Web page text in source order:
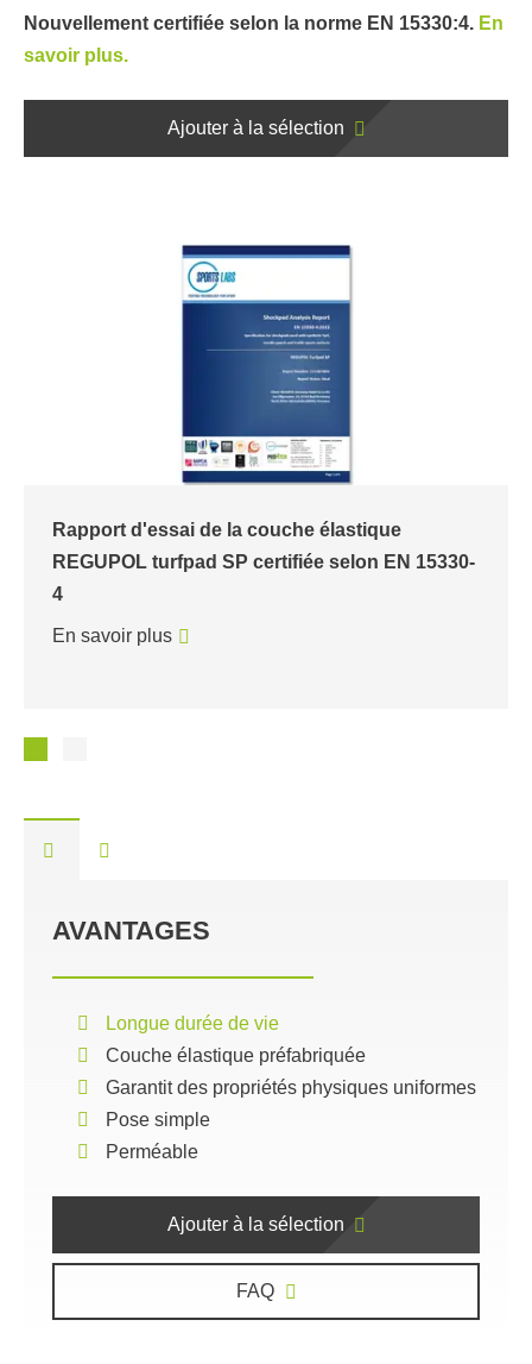
Nouvellement certifiée selon la norme EN 15330:4. En
savoir plus.
Ajouter à la sélection
Rapport d'essai de la couche élastique
REGUPOL turfpad SP certifiée selon EN 15330-
4
En savoir plus
AVANTAGES
Longue durée de vie
Couche élastique préfabriquée
Garantit des propriétés physiques uniformes
Pose simple
Perméable
Ajouter à la sélection
FAQ